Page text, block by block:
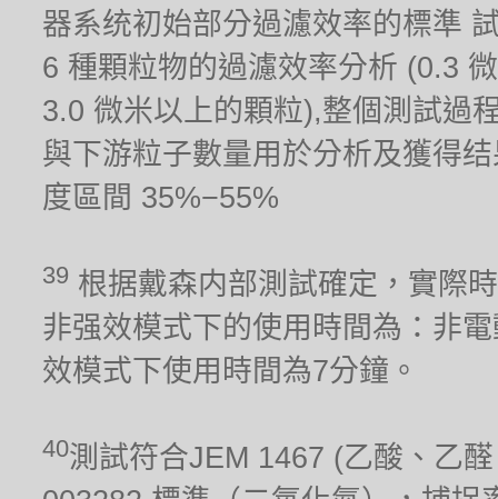
器系统初始部分過濾效率的標準
6 種顆粒物的過濾效率分析 (0.3
3.0 微米以上的顆粒),整個測試過
與下游粒子數量用於分析及獲得
度區間 35%−55%
39 根据戴森内部測試確定，實際
非强效模式下的使用時間為：非
效模式下使用時間為7分鐘。
40測試符合JEM 1467 (乙酸、乙